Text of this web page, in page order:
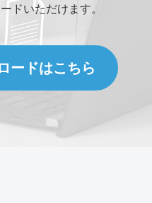
ドいただけます。
ードはこちら